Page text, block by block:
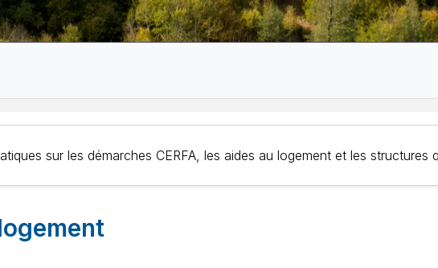
sur les démarches CERFA, les aides au logement et les structures